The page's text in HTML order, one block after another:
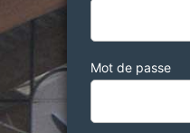
Mot de passe